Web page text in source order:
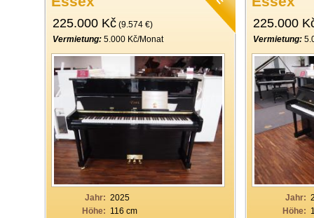
225.000 Kč (9.574 €)
Vermietung: 5.000 Kč/Monat
Jahr: 2025
Höhe: 116 cm
225.000
Vermietung:
Jahr:
Höhe: